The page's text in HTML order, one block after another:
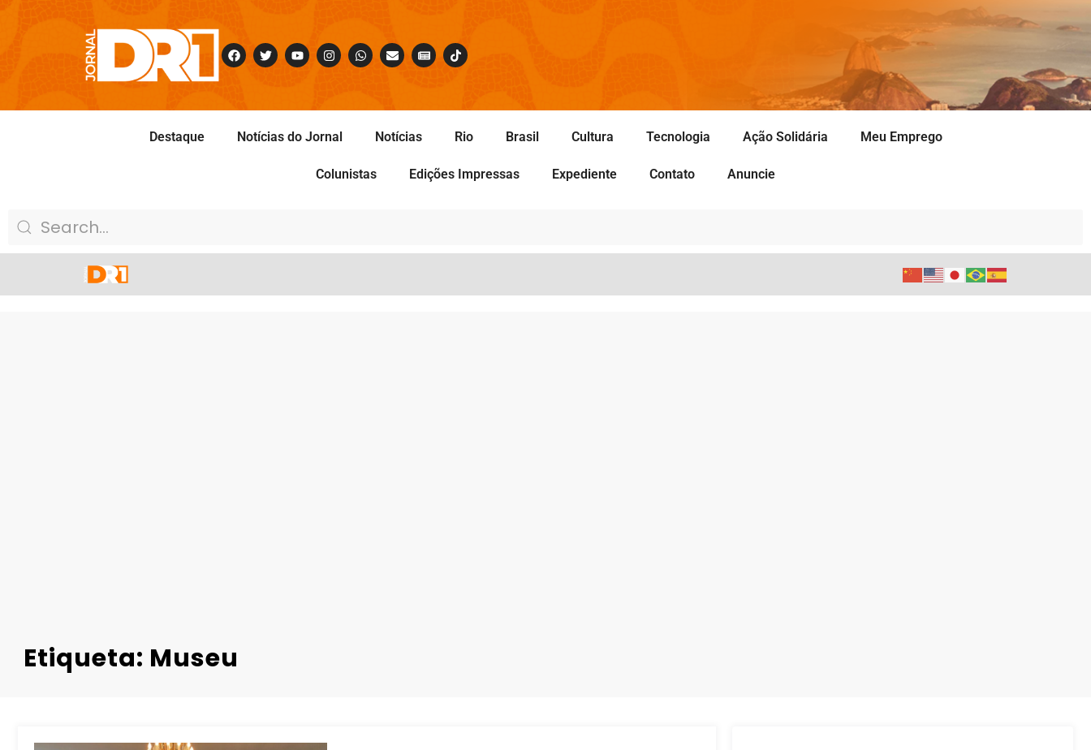
Destaque Notícias do Jornal Notícias Rio Brasil Cultura Tecnologia Ação Solidária Meu Emprego
Colunistas Edições Impressas Expediente Contato Anuncie
Etiqueta: Museu